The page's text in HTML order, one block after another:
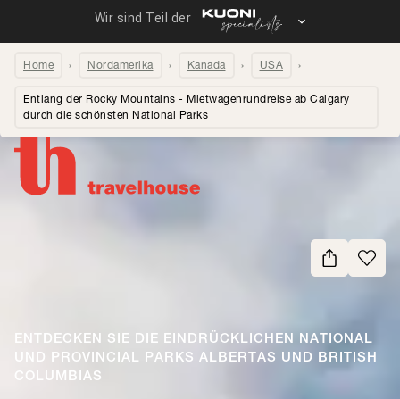
Home Nordamerika Kanada USA
Entlang der Rocky Mountains - Mietwagenrundreise ab Calgary
durch die schönsten National Parks
ENTDECKEN SIE DIE EINDRÜCKLICHEN NATIONAL
UND PROVINCIAL PARKS ALBERTAS UND BRITISH
COLUMBIAS